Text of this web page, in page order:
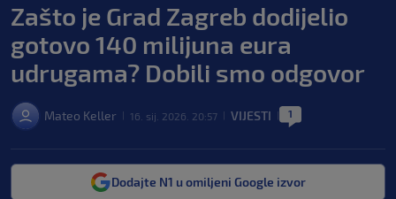
Zašto je Grad Zagreb dodijelio
gotovo 140 milijuna eura
udrugama? Dobili smo odgovor
Mateo Keller 16. sij. 2026. 20:57 VIJESTI 1
Dodajte N1 u omiljeni Google izvor